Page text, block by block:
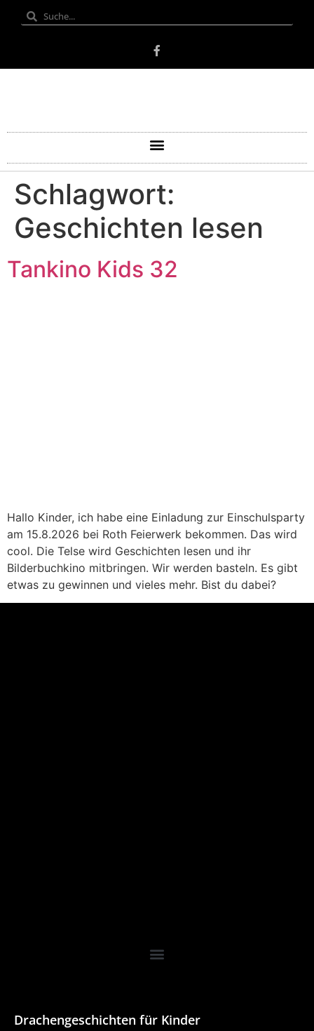
Schlagwort:
Geschichten lesen
Tankino Kids 32
Hallo Kinder, ich habe eine Einladung zur Einschulsparty
am 15.8.2026 bei Roth Feierwerk bekommen. Das wird
cool. Die Telse wird Geschichten lesen und ihr
Bilderbuchkino mitbringen. Wir werden basteln. Es gibt
etwas zu gewinnen und vieles mehr. Bist du dabei?
Drachengeschichten für Kinder